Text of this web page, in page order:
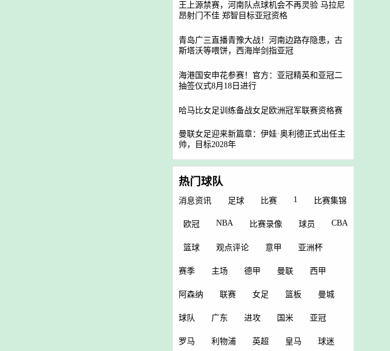
王上源禁赛，河南队点球机会不再灵验 马拉尼
昂射门不佳 郑智目标亚冠资格
青岛广三直播青豫大战！河南边路存隐患，古
斯塔沃等喂饼，西海岸剑指亚冠
海港国安申花参赛！官方：亚冠精英和亚冠二
抽签仪式8月18日进行
哈马比女足训练备战女足欧洲冠军联赛资格赛
曼联女足迎来新篇章：伊娃·奥利德正式出任主
帅，目标2028年
热门球队
消息资讯 足球 比赛 1 比赛集锦
欧冠 NBA 比赛录像 球员 CBA
篮球 观点评论 意甲 亚洲杯
赛季 主场 德甲 曼联 西甲
阿森纳 联赛 女足 篮板 曼城
球队 广东 进攻 国米 亚冠
罗马 利物浦 英超 皇马 球迷